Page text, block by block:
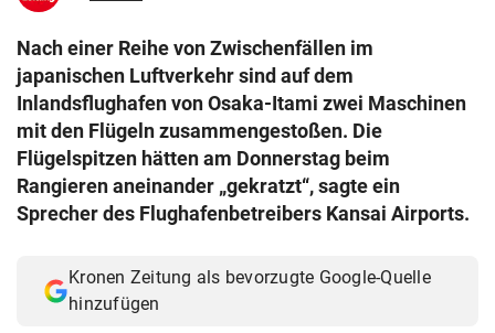
search
eingeben
© Krone Multimedia GmbH & Co KG 2026
Muthgasse 2, 1190 Wien
Nach einer Reihe von Zwischenfällen im
japanischen Luftverkehr sind auf dem
Inlandsflughafen von Osaka-Itami zwei Maschinen
mit den Flügeln zusammengestoßen. Die
Flügelspitzen hätten am Donnerstag beim
Rangieren aneinander „gekratzt“, sagte ein
Sprecher des Flughafenbetreibers Kansai Airports.
Kronen Zeitung als bevorzugte Google-Quelle
hinzufügen